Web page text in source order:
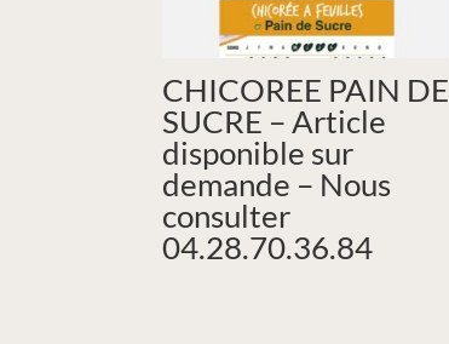
CHICOREE PAIN DE
SUCRE – Article
disponible sur
demande – Nous
consulter
04.28.70.36.84